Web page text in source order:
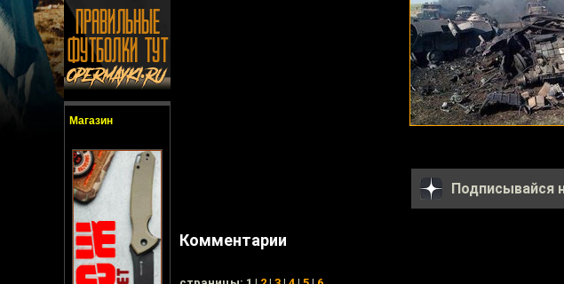
Магазин
Подписывайся
Комментарии